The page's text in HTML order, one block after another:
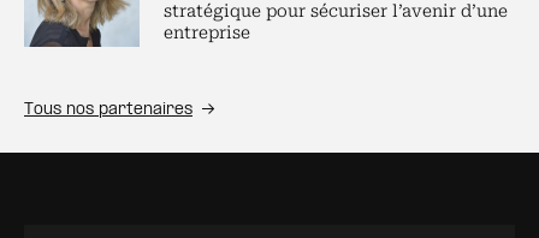
stratégique pour sécuriser l’avenir d’une
entreprise
Tous nos partenaires